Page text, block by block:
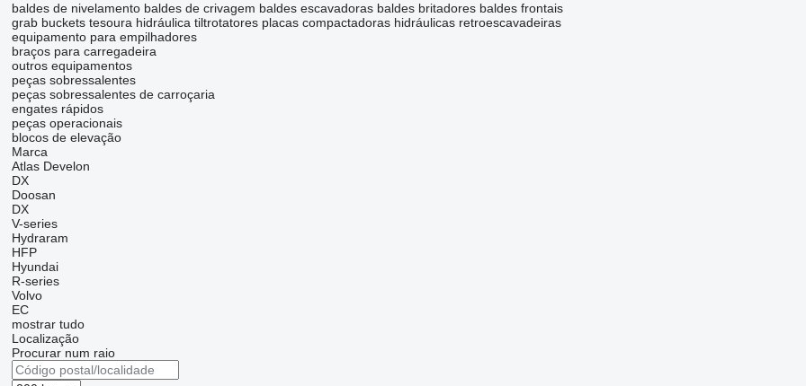
baldes de nivelamento baldes de crivagem baldes escavadoras baldes britadores baldes frontais
grab buckets tesoura hidráulica tiltrotatores placas compactadoras hidráulicas retroescavadeiras
equipamento para empilhadores
braços para carregadeira
outros equipamentos
peças sobressalentes
peças sobressalentes de carroçaria
engates rápidos
peças operacionais
blocos de elevação
Marca
Atlas Develon
DX
Doosan
DX
V-series
Hydraram
HFP
Hyundai
R-series
Volvo
EC
mostrar tudo
Localização
Procurar num raio